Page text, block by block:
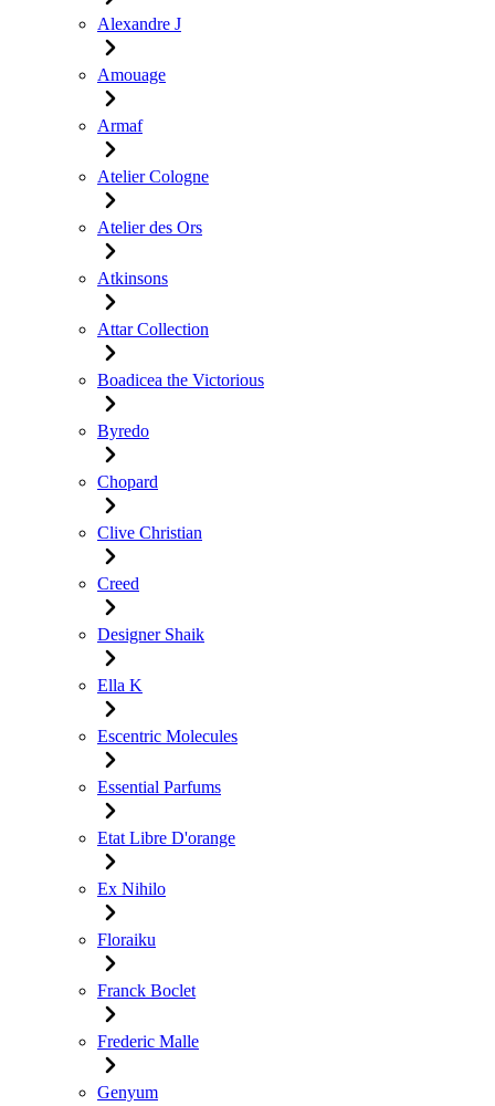
Alexandre J
Amouage
Armaf
Atelier Cologne
Atelier des Ors
Atkinsons
Attar Collection
Boadicea the Victorious
Byredo
Chopard
Clive Christian
Creed
Designer Shaik
Ella K
Escentric Molecules
Essential Parfums
Etat Libre D'orange
Ex Nihilo
Floraiku
Franck Boclet
Frederic Malle
Genyum